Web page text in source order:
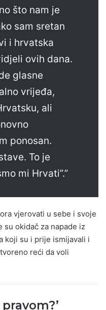
što nam je
sam sretan
i hrvatska
ovih dana.
glasne
vrijeđa,
ali
ponosan.
To je
mi Hrvati”.”
vjerovati u sebe i svoje
su okidač za napade iz
koji su i prije ismijavali i
reći da voli